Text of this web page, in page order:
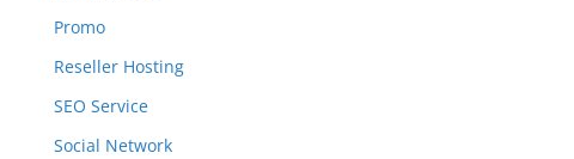
Promo
Reseller Hosting
SEO Service
Social Network